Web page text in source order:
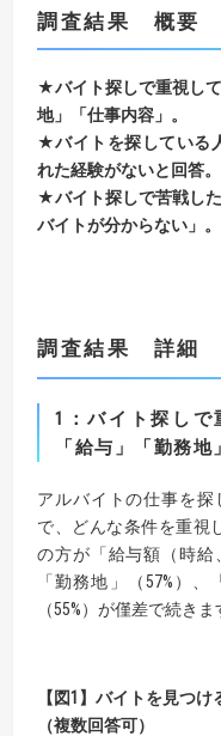
調査結果 概要
★バイト探しで重視し
地」「仕事内容」。
★バイトを探している
れた経験がないと回答。
★バイト探しで苦戦し
バイトが分からない」。
調査結果 詳細
1：バイト探しで
「給与」「勤務
アルバイトの仕事を
で、どんな条件を重視
の方が「給与額（時給
「勤務地」（57%）
（55%）が僅差で続きま
【図1】バイトを見つけ
（複数回答可）